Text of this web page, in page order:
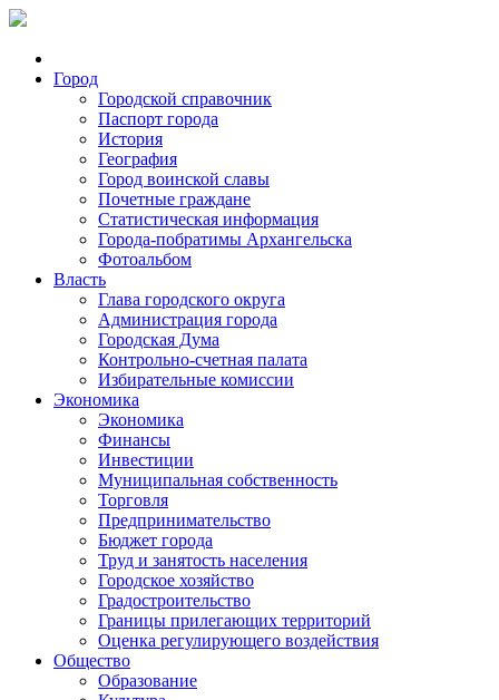
Город
Городской справочник
Паспорт города
История
География
Город воинской славы
Почетные граждане
Статистическая информация
Города-побратимы Архангельска
Фотоальбом
Власть
Глава городского округа
Администрация города
Городская Дума
Контрольно-счетная палата
Избирательные комиссии
Экономика
Экономика
Финансы
Инвестиции
Муниципальная собственность
Торговля
Предпринимательство
Бюджет города
Труд и занятость населения
Городское хозяйство
Градостроительство
Границы прилегающих территорий
Оценка регулирующего воздействия
Общество
Образование